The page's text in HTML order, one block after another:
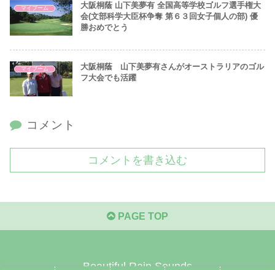
マイブーム
大阪桐蔭 山下美夢有 全国高等学校ゴルフ選手権大
会(文部科学大臣杯争奪 第６３回女子個人の部) 優
勝おめでとう
マイブーム
大阪桐蔭 山下美夢有さんがオーストラリアのゴル
フ大会でも活躍
コメント
コメントを書き込む
PAGE TOP
Beautiful Rain Sounds